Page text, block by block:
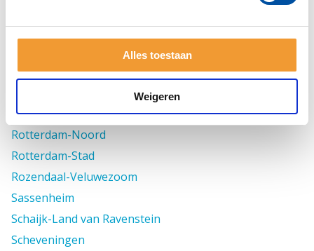
Alles toestaan
Weigeren
Rijssen Regge Regio
Roermond Maas en Roer
Rotterdam-Hillegersberg
Rotterdam-Noord
Rotterdam-Stad
Rozendaal-Veluwezoom
Sassenheim
Schaijk-Land van Ravenstein
Scheveningen